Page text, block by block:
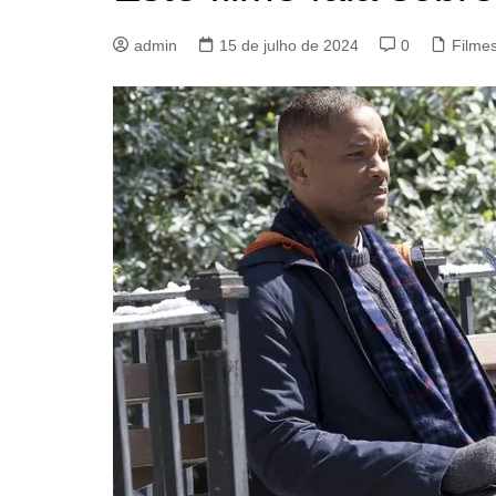
admin 15 de julho de 2024 0